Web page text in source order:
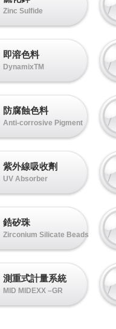
Zinc Sulfide
即溶色料
DynamixTM
防腐蝕色料
Anti-corrosive Pigment
紫外線吸收劑
UV Absorber
鋯矽珠
Zirconium Silicate Beads
測重式計量系統
MID MIDEXX –GR